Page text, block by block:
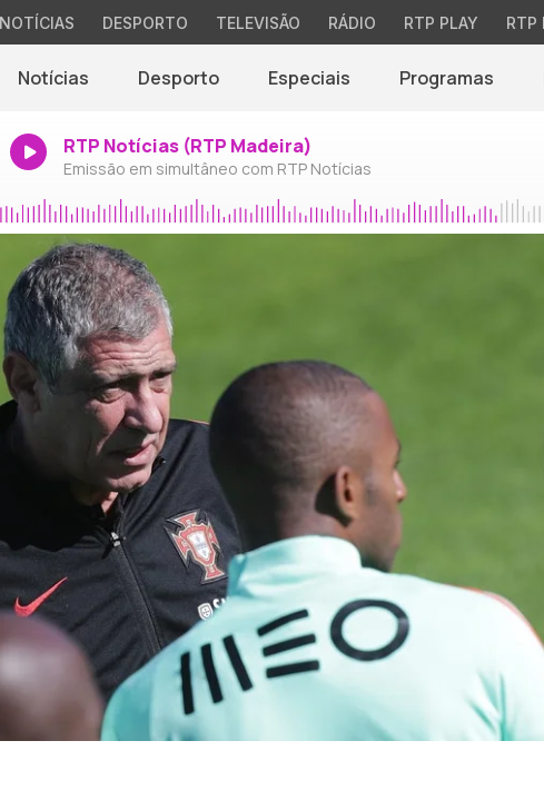
NOTÍCIAS DESPORTO TELEVISÃO RÁDIO RTP PLAY RTP
Notícias Desporto Especiais Programas
RTP Notícias (RTP Madeira)
Emissão em simultâneo com RTP Notícias